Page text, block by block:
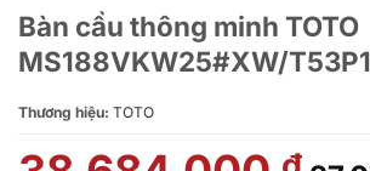
Bàn cầu thông minh TOTO
MS188VKW25#XW/
Thương hiệu: TOTO
Giá